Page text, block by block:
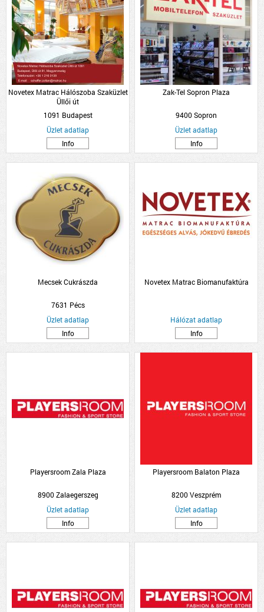
Novetex Matrac Hálószoba Szaküzlet
Üllői út
1091 Budapest
Üzlet adatlap
Info
Zak-Tel Sopron Plaza
9400 Sopron
Üzlet adatlap
Info
Mecsek Cukrászda
7631 Pécs
Üzlet adatlap
Info
Novetex Matrac Biomanufaktúra
Hálózat adatlap
Info
Playersroom Zala Plaza
8900 Zalaegerszeg
Üzlet adatlap
Info
Playersroom Balaton Plaza
8200 Veszprém
Üzlet adatlap
Info